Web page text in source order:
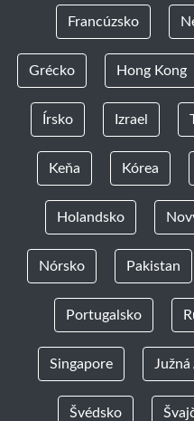
Francúzsko
Grécko Hong Kong
Írsko Izrael
Keňa Kórea
Holandsko
Nórsko Pakistan
Portugalsko
Singapore
Švédsko